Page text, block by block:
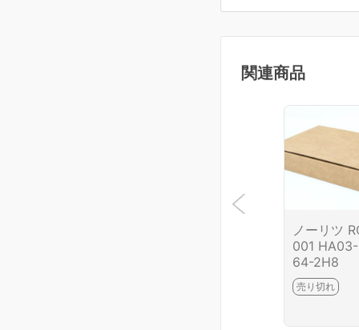
関連商品
ノーリツ
001 HA03-
64-2H8
売り切れ